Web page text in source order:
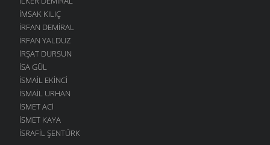
İMSAK KILIÇ
İRFAN DEMIRAL
İRFAN YALDUZ
İRŞAT DURSUN
ISA GÜL
ISMAIL EKINCI
İSMAIL URHAN
İSMET ACI
ISMET KAYA
İSRAFIL ŞENTÜRK